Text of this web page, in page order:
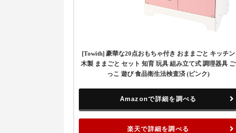
[Towith] 豪華な20点おもちゃ付き おままごと キッチン
木製 ままごと セット 知育 玩具 組み立て式 調理器具 ご
っこ 遊び 食品衛生法検査済 (ピンク)
Amazonで詳細を調べる
楽天で詳細を調べる